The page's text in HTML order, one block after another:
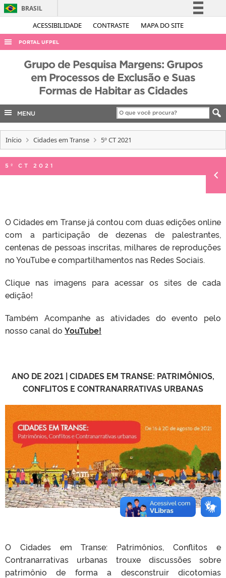
ACESSIBILIDADE CONTRASTE MAPA DO SITE
BRASIL
Simplifique!
Acesso à informação
Legislação
PORTAL UFPEL
ACESSO À INFORMAÇÃO
AUDITORIA
COBALTO
CONCURSOS
Grupo de Pesquisa Margens: Grupos
em Processos de Exclusão e Suas
Formas de Habitar as Cidades
MENU
Início Cidades em Transe 5º CT 2021
5º CT 2021
O Cidades em Transe já contou com duas edições online
com a participação de dezenas de palestrantes,
centenas de pessoas inscritas, milhares de reproduções
no YouTube e compartilhamentos nas Redes Sociais.
Clique nas imagens para acessar os sites de cada
edição!
Também Acompanhe as atividades do evento pelo
nosso canal do YouTube!
ANO DE 2021 | CIDADES EM TRANSE: PATRIMÔNIOS,
CONFLITOS E CONTRANARRATIVAS URBANAS
O Cidades em Transe: Patrimônios, Conflitos e
Contranarrativas urbanas trouxe discussões sobre
patrimônio de forma a desconstruir dicotomias